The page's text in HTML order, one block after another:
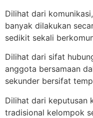
Dilihat dari
banyak dilakukan
sedikit sekali
Dilihat dari sifat
anggota bersamaan
sekunder bersifat
Dilihat dari keputusan
tradisional kelompok